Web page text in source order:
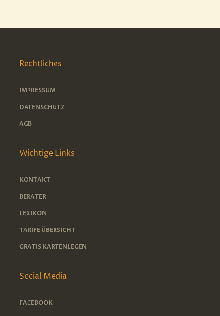
Rechtliches
IMPRESSUM
DATENSCHUTZ
AGB
Wichtige Links
KONTAKT
BERATER
LEXIKON
TARIFE ÜBERSICHT
GRATIS KARTENLEGEN
Social Media
FACEBOOK